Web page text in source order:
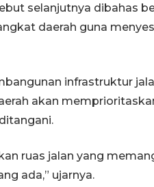
selanjutnya dibahas
daerah guna
infrastruktur
akan
ruas jalan yang
ada,” ujarnya.